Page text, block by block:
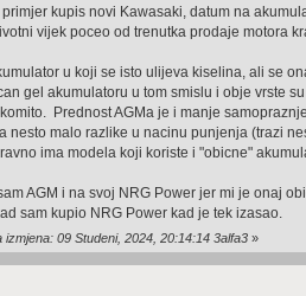
primjer kupis novi Kawasaki, datum na
vijek poceo od trenutka prodaje motora
u koji se isto ulijeva kiselina, ali se
gel akumulatoru u tom smislu i obje vrste
Prednost AGMa je i manje
nesto malo razlike u nacinu punjenja (trazi
ima modela koji koriste i "obicne"
AGM i na svoj NRG Power jer mi je onaj
sam kupio NRG Power kad je tek izasao.
izmjena: 09 Studeni, 2024, 20:14:14 3alfa3»